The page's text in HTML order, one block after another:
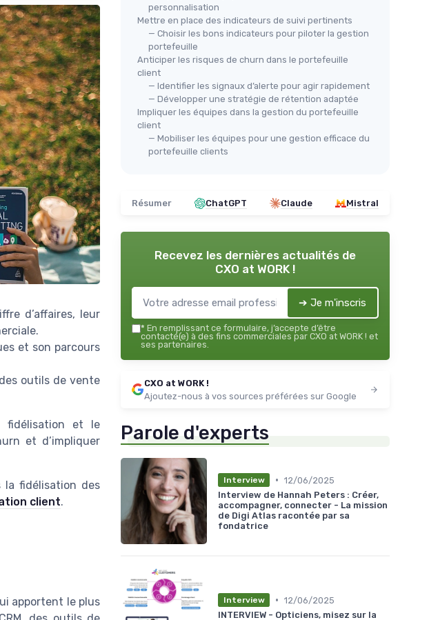
d’affaires, leur
et son parcours
outils de vente
fidélisation et le
et d’impliquer
la fidélisation des
client.
apportent le plus
personnalisation
Mettre en place des indicateurs de suivi pertinents
— Choisir les bons indicateurs pour piloter la gestion
portefeuille
Anticiper les risques de churn dans le portefeuille
client
— Identifier les signaux d’alerte pour agir rapidement
— Développer une stratégie de rétention adaptée
Impliquer les équipes dans la gestion du portefeuille
client
— Mobiliser les équipes pour une gestion efficace du
portefeuille clients
Résumer ChatGPT Claude Mistral
Recevez les dernières actualités de
CXO at WORK !
➔ Je m'inscris
* En remplissant ce formulaire, j’accepte d’être
contacté(e) à des fins commerciales par CXO at WORK ! et
ses partenaires.
CXO at WORK !
Ajoutez-nous à vos sources préférées sur Google
Parole d'experts
Interview • 12/06/2025
Interview de Hannah Peters : Créer,
accompagner, connecter - La mission
de Digi Atlas racontée par sa
fondatrice
Interview • 12/06/2025
INTERVIEW - Opticiens, misez sur la